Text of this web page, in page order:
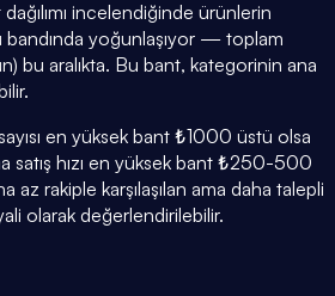
incelendiğinde ürünlerin
yoğunlaşıyor — toplam
bu aralıkta. Bu bant, kategorinin ana
en yüksek bant ₺1000 üstü olsa
satış hızı en yüksek bant ₺250-500
az rakiple karşılaşılan ama daha talepli
olarak değerlendirilebilir.